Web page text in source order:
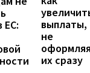
ЕС:
выплаты,
не
их сразу